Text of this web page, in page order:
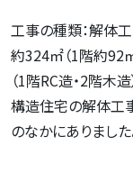
工事の種類：解体
約324㎡（1階約92
（1階RC造・2階木
構造住宅の解体工
のなかにありまし